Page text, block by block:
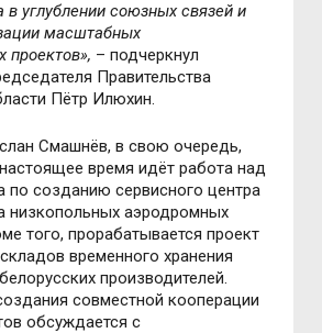
в углублении союзных связей и
масштабных
проектов», – подчеркнул
Правительства
Пётр Илюхин.
Смашнёв, в свою очередь,
время идёт работа над
созданию сервисного центра
низкопольных аэродромных
того, прорабатывается проект
временного хранения
производителей.
совместной кооперации
обсуждается с